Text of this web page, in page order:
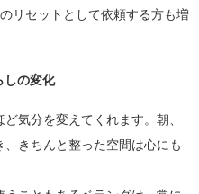
リセットとして依頼する方も増
しの変化
気分を変えてくれます。朝、
きちんと整った空間は心にも